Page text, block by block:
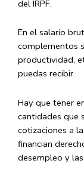
del IRPF.
En el salario
complementos
productividad,
puedas recibir.
Hay que tener
cantidades que
cotizaciones a
financian
desempleo y